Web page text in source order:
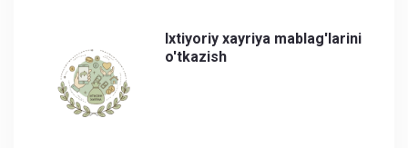
Ixtiyoriy xayriya mablag'larini
o'tkazish